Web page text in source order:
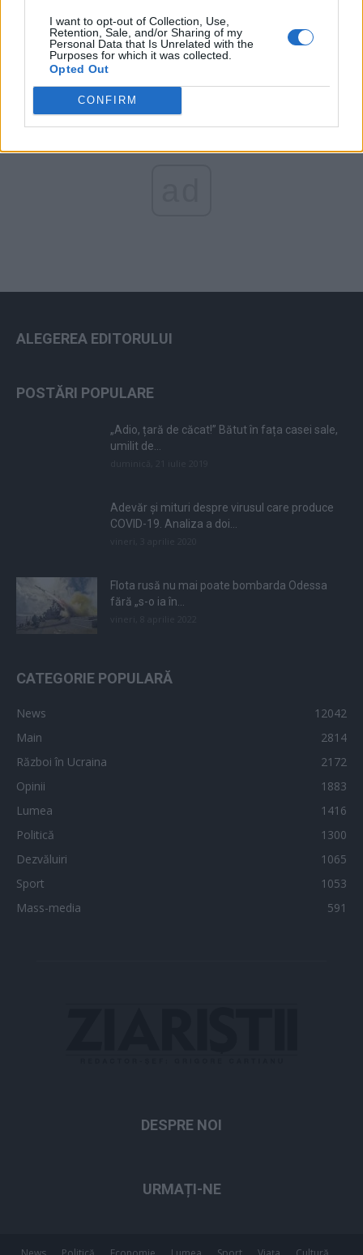
I want to opt-out of Collection, Use,
Retention, Sale, and/or Sharing of my
Personal Data that Is Unrelated with the
Purposes for which it was collected.
Opted Out
CONFIRM
Arhiva sondajelor
ALEGEREA EDITORULUI
POSTĂRI POPULARE
„Adio, țară de căcat!” Bătut în fața casei sale,
umilit de...
Adevăr și mituri despre virusul care produce
COVID-19. Analiza a doi...
Flota rusă nu mai poate bombarda Odessa
fără „s-o ia în...
CATEGORIE POPULARĂ
News
12042
Main
2814
Război în Ucraina
2172
Opinii
1883
Lumea
1416
Politică
1300
Dezvăluiri
1065
Sport
1053
Mass-media
591
DESPRE NOI
URMAȚI-NE